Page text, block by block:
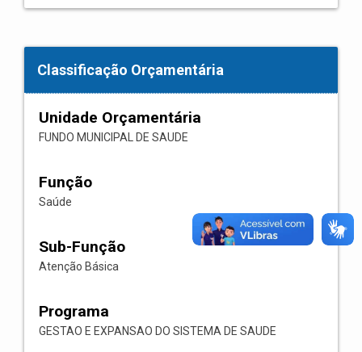
Classificação Orçamentária
Unidade Orçamentária
FUNDO MUNICIPAL DE SAUDE
Função
Saúde
Sub-Função
Atenção Básica
Programa
GESTAO E EXPANSAO DO SISTEMA DE SAUDE